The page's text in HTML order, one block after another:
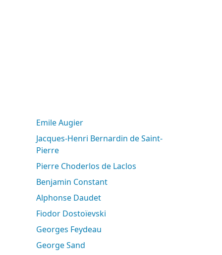
Emile Augier
Jacques-Henri Bernardin de Saint-
Pierre
Pierre Choderlos de Laclos
Benjamin Constant
Alphonse Daudet
Fiodor Dostoïevski
Georges Feydeau
George Sand